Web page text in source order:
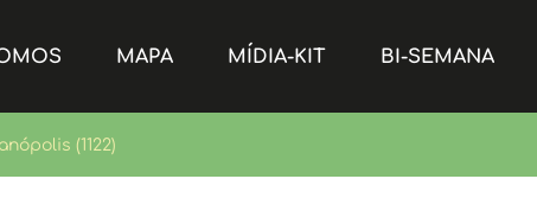
MAPA MÍDIA-KIT BI-SEMANA
(1122)